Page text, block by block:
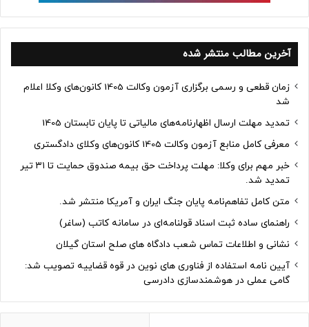
آخرین مطالب منتشر شده
زمان قطعی و رسمی برگزاری آزمون وکالت 1405 کانون‌های وکلا اعلام
شد
تمدید مهلت ارسال اظهارنامه‌های مالیاتی تا پایان تابستان 1405
معرفی کامل منابع آزمون وکالت 1405 کانون‌های وکلای دادگستری
خبر مهم برای وکلا: مهلت پرداخت حق بیمه صندوق حمایت تا ۳۱ تیر
تمدید شد.
متن کامل تفاهم‌نامه پایان جنگ ایران و آمریکا منتشر شد.
راهنمای ساده ثبت اسناد قولنامه‌ای در سامانه کاتب (ساغر)
نشانی و اطلاعات تماس شعب دادگاه های صلح استان گیلان
آیین نامه استفاده از فناوری های نوین در قوه قضاییه تصویب شد:
گامی عملی در هوشمندسازی دادرسی